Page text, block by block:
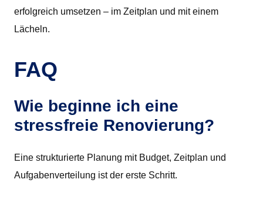
erfolgreich umsetzen – im Zeitplan und mit einem
Lächeln.
FAQ
Wie beginne ich eine
stressfreie Renovierung?
Eine strukturierte Planung mit Budget, Zeitplan und
Aufgabenverteilung ist der erste Schritt.